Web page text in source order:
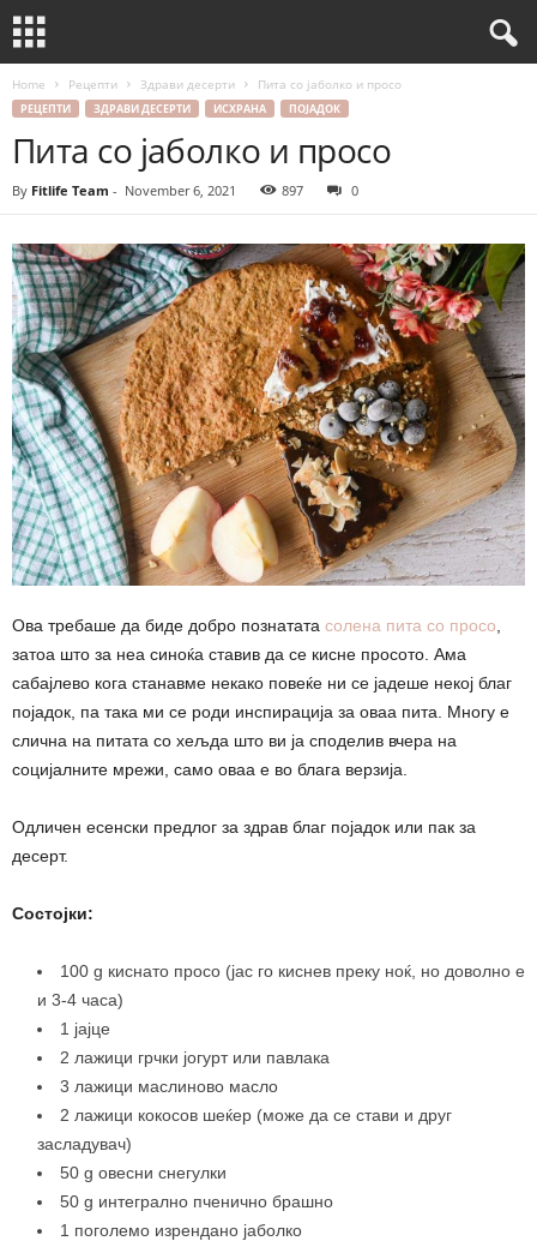
Home Рецепти Здрави десерти Пита со јаболко и просо
РЕЦЕПТИ ЗДРАВИ ДЕСЕРТИ ИСХРАНА ПОЈАДОК
Пита со јаболко и просо
By Fitlife Team - November 6, 2021 897 0
Ова требаше да биде добро познатата солена пита со просо,
затоа што за неа синоќа ставив да се кисне просото. Ама
сабајлево кога станавме некако повеќе ни се јадеше некој благ
појадок, па така ми се роди инспирација за оваа пита. Многу е
слична на питата со хељда што ви ја споделив вчера на
социјалните мрежи, само оваа е во блага верзија.
Одличен есенски предлог за здрав благ појадок или пак за
десерт.
Состојки:
100 g киснато просо (јас го киснев преку ноќ, но доволно е
и 3-4 часа)
1 јајце
2 лажици грчки јогурт или павлака
3 лажици маслиново масло
2 лажици кокосов шеќер (може да се стави и друг
засладувач)
50 g овесни снегулки
50 g интегрално пченично брашно
1 поголемо изрендано јаболко